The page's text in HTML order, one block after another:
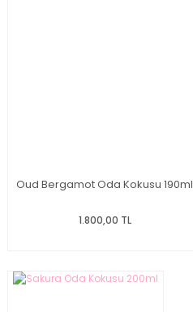
Oud Bergamot Oda Kokusu 190ml
1.800,00 TL